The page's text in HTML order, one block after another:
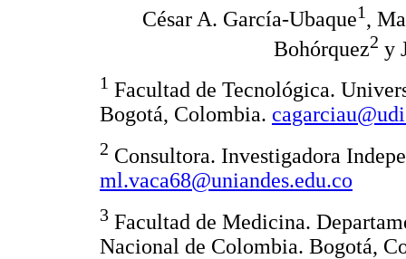
César A. García-Ubaque1,
Bohórquez2 y
1 Facultad de Tecnológica.
Bogotá, Colombia.
2 Consultora. Investigadora
ml.vaca68@uniandes.edu.co
3 Facultad de Medicina.
Nacional de Colombia. Bogotá,